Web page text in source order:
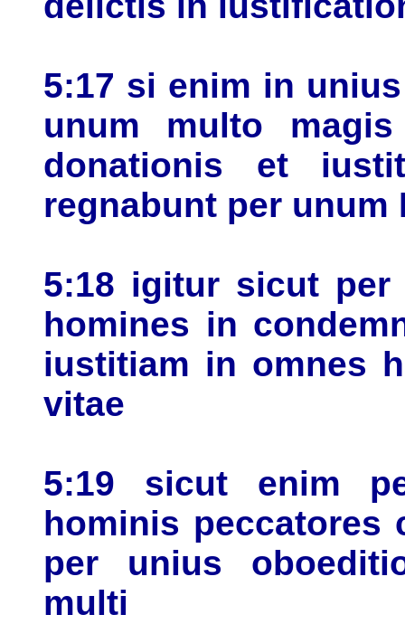
5:17 si enim in
unum multo
donationis et
regnabunt per unum
5:18 igitur sicut
homines in
iustitiam in omnes
vitae
5:19 sicut enim
hominis
per unius
multi